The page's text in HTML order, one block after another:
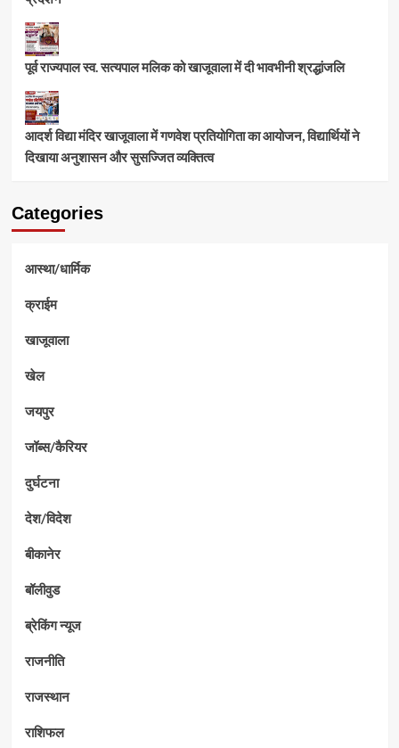
पूर्व राज्यपाल स्व. सत्यपाल मलिक को खाजूवाला में दी भावभीनी श्रद्धांजलि
आदर्श विद्या मंदिर खाजूवाला में गणवेश प्रतियोगिता का आयोजन, विद्यार्थियों ने
दिखाया अनुशासन और सुसज्जित व्यक्तित्व
Categories
आस्था/धार्मिक
क्राईम
खाजूवाला
खेल
जयपुर
जॉब्स/कैरियर
दुर्घटना
देश/विदेश
बीकानेर
बॉलीवुड
ब्रेकिंग न्यूज
राजनीति
राजस्थान
राशिफल